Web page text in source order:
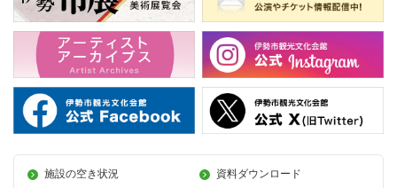
施設の空き状況
資料ダウンロード